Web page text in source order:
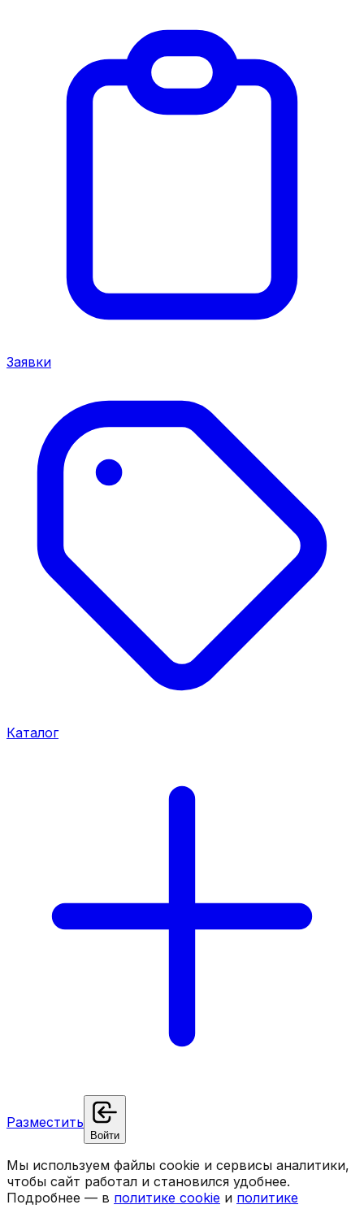
Заявки
Каталог
Разместить
Войти
Мы используем файлы cookie и сервисы аналитики,
чтобы сайт работал и становился удобнее.
Подробнее — в политике cookie и политике